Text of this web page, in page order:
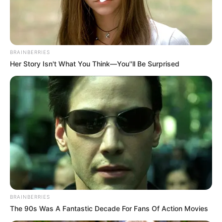
BRAINBERRIES
Her Story Isn't What You Think—You''ll Be Surprised
BRAINBERRIES
The 90s Was A Fantastic Decade For Fans Of Action Movies